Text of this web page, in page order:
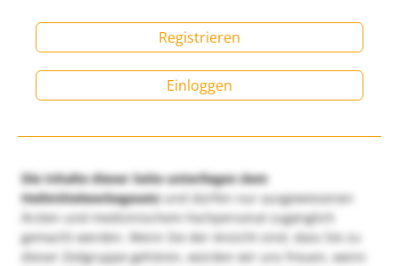
Registrieren
Einloggen
Die Inhalte dieser Seite unterliegen dem
Heilmittelwerbegesetzund dürfen nur ausgewiesenen
Ärzten und medizinischem Fachpersonal zugänglich
gemacht werden. Wenn Sie der Ansicht sind, dass Sie zu
dieser Zielgruppe gehören, würden wir uns freuen, wenn